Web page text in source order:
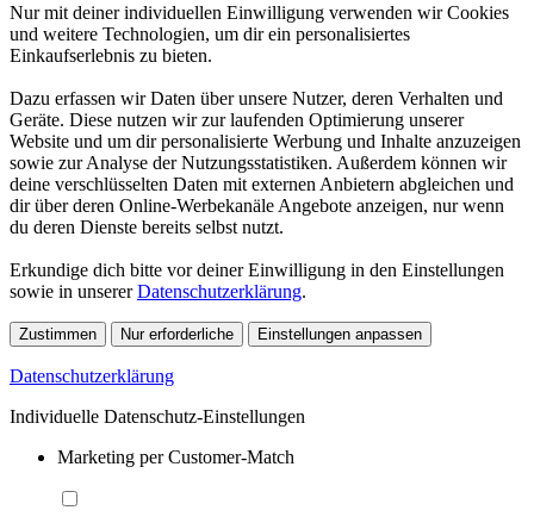
Nur mit deiner individuellen Einwilligung verwenden wir Cookies
und weitere Technologien, um dir ein personalisiertes
Einkaufserlebnis zu bieten.
Dazu erfassen wir Daten über unsere Nutzer, deren Verhalten und
Geräte. Diese nutzen wir zur laufenden Optimierung unserer
Website und um dir personalisierte Werbung und Inhalte anzuzeigen
sowie zur Analyse der Nutzungsstatistiken. Außerdem können wir
deine verschlüsselten Daten mit externen Anbietern abgleichen und
dir über deren Online-Werbekanäle Angebote anzeigen, nur wenn
du deren Dienste bereits selbst nutzt.
Erkundige dich bitte vor deiner Einwilligung in den Einstellungen
sowie in unsererDatenschutzerklärung.
Zustimmen Nur erforderliche Einstellungen anpassen
Datenschutzerklärung
Individuelle Datenschutz-Einstellungen
Marketing per Customer-Match